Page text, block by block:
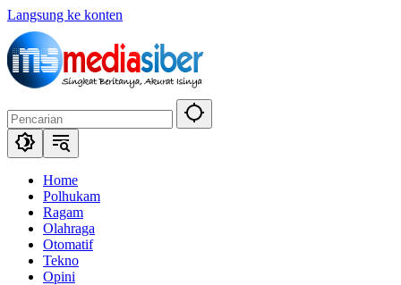
Langsung ke konten
Home
Polhukam
Ragam
Olahraga
Otomatif
Tekno
Opini